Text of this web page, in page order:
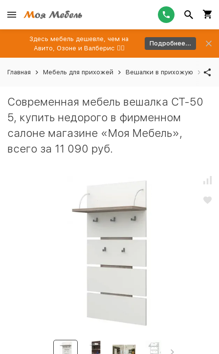
Здесь мебель дешевле, чем на
Авито, Озоне и Валберис 👉🏻
Подробнее...
Главная Мебель для прихожей Вешалки в прихожую
Современная мебель вешалка СТ-50
5, купить недорого в фирменном
салоне магазине «Моя Мебель»,
всего за 11 090 руб.